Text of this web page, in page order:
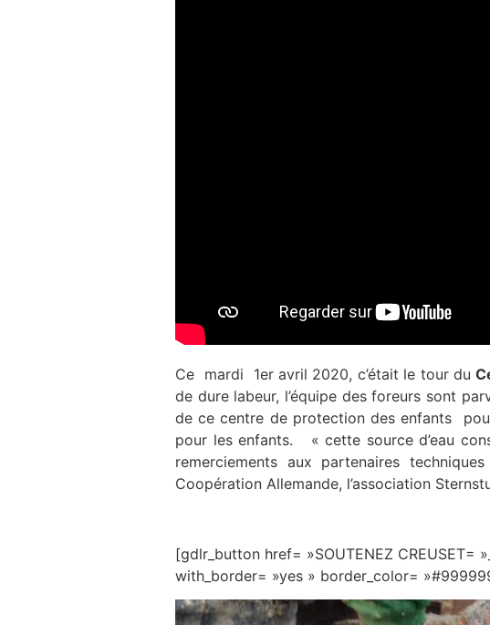
Ce mardi 1er avril 2020, c’était le tour du
de dure labeur, l’équipe des foreurs sont
de ce centre de protection des enfants
pour les enfants. « cette source d’eau
remerciements aux partenaires
Coopération Allemande, l’association
[gdlr_button href= »SOUTENEZ
with_border= »yes » border_color=